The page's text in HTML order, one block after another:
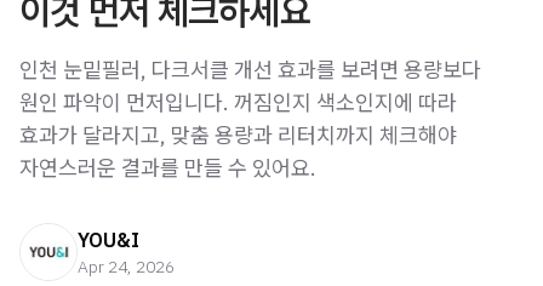
이것 먼저 체크하세요
인천 눈밑필러, 다크서클 개선 효과를 보려면 용량보다
원인 파악이 먼저입니다. 꺼짐인지 색소인지에 따라
효과가 달라지고, 맞춤 용량과 리터치까지 체크해야
자연스러운 결과를 만들 수 있어요.
YOU&I
Apr 24, 2026